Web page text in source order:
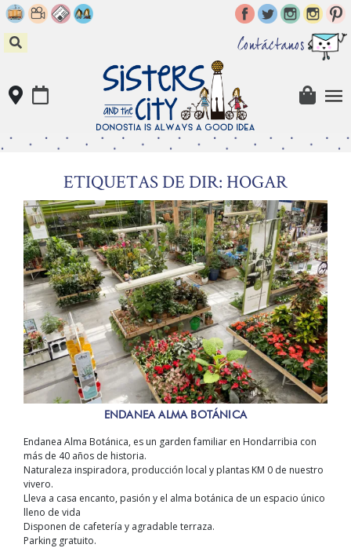
Skip
to
content
Contáctanos
ETIQUETAS DE DIR: HOGAR
ENDANEA ALMA BOTÁNICA
Endanea Alma Botánica, es un garden familiar en Hondarribia con
más de 40 años de historia.
Naturaleza inspiradora, producción local y plantas KM 0 de nuestro
vivero.
Lleva a casa encanto, pasión y el alma botánica de un espacio único
lleno de vida
Disponen de cafetería y agradable terraza.
Parking gratuito.